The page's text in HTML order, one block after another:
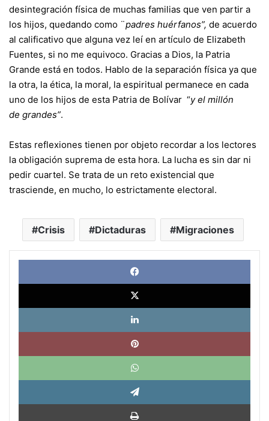
desintegración física de muchas familias que ven partir a
los hijos, quedando como ¨padres huérfanos”, de acuerdo
al calificativo que alguna vez leí en artículo de Elizabeth
Fuentes, si no me equivoco. Gracias a Dios, la Patria
Grande está en todos. Hablo de la separación física ya que
la otra, la ética, la moral, la espiritual permanece en cada
uno de los hijos de esta Patria de Bolívar “y el millón
de grandes”.
Estas reflexiones tienen por objeto recordar a los lectores
la obligación suprema de esta hora. La lucha es sin dar ni
pedir cuartel. Se trata de un reto existencial que
trasciende, en mucho, lo estrictamente electoral.
Crisis Dictaduras Migraciones
X